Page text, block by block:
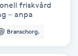
friskvård
– anpa
Branschorg.